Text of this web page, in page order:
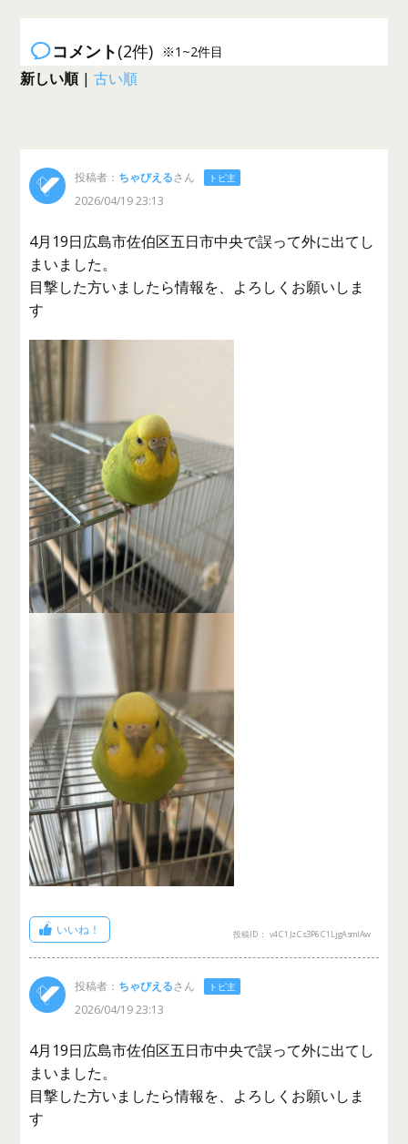
コメント(2件) ※1~2件目
新しい順|古い順
投稿者： ちゃびえるさん トピ主
2026/04/19 23:13
4月19日広島市佐伯区五日市中央で誤って外に出てし
まいました。
目撃した方いましたら情報を、よろしくお願いしま
す
いいね！ 投稿ID： v4C1JzCs3P6C1LjgAsmlAw
投稿者： ちゃびえるさん トピ主
2026/04/19 23:13
4月19日広島市佐伯区五日市中央で誤って外に出てし
まいました。
目撃した方いましたら情報を、よろしくお願いしま
す